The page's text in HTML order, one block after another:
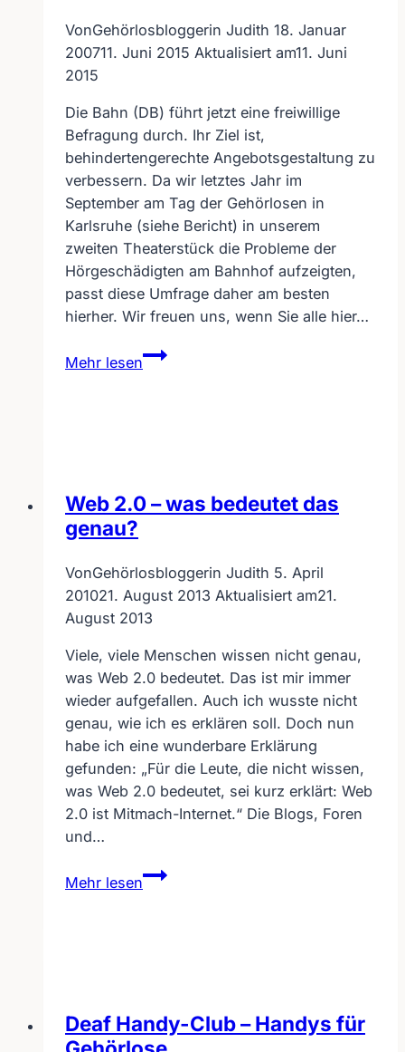
VonGehörlosbloggerin Judith 18. Januar
200711. Juni 2015 Aktualisiert am11. Juni
2015
Die Bahn (DB) führt jetzt eine freiwillige
Befragung durch. Ihr Ziel ist,
behindertengerechte Angebotsgestaltung zu
verbessern. Da wir letztes Jahr im
September am Tag der Gehörlosen in
Karlsruhe (siehe Bericht) in unserem
zweiten Theaterstück die Probleme der
Hörgeschädigten am Bahnhof aufzeigten,
passt diese Umfrage daher am besten
hierher. Wir freuen uns, wenn Sie alle hier…
Mehr lesen
Freiwillige
Befragung
rege
Web 2.0 – was bedeutet das
genau?
VonGehörlosbloggerin Judith 5. April
201021. August 2013 Aktualisiert am21.
August 2013
Viele, viele Menschen wissen nicht genau,
was Web 2.0 bedeutet. Das ist mir immer
wieder aufgefallen. Auch ich wusste nicht
genau, wie ich es erklären soll. Doch nun
habe ich eine wunderbare Erklärung
gefunden: „Für die Leute, die nicht wissen,
was Web 2.0 bedeutet, sei kurz erklärt: Web
2.0 ist Mitmach-Internet.“ Die Blogs, Foren
und…
Mehr lesen
Web
2.0
Deaf Handy-Club – Handys für